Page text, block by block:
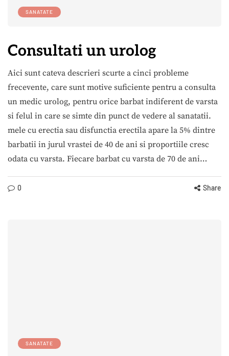
SANATATE
Consultati un urolog
Aici sunt cateva descrieri scurte a cinci probleme
frecevente, care sunt motive suficiente pentru a consulta
un medic urolog, pentru orice barbat indiferent de varsta
si felul in care se simte din punct de vedere al sanatatii.
mele cu erectia sau disfunctia erectila apare la 5% dintre
barbatii in jurul vrastei de 40 de ani si proportiile cresc
odata cu varsta. Fiecare barbat cu varsta de 70 de ani…
0 Share
SANATATE